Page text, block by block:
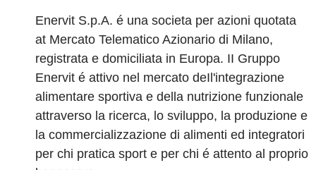
Enervit S.p.A. é una societa per azioni quotata
at Mercato Telematico Azionario di Milano,
registrata e domiciliata in Europa. II Gruppo
Enervit é attivo nel mercato deIl'integrazione
alimentare sportiva e della nutrizione funzionale
attraverso la ricerca, lo sviluppo, la produzione e
la commercializzazione di alimenti ed integratori
per chi pratica sport e per chi é attento al proprio